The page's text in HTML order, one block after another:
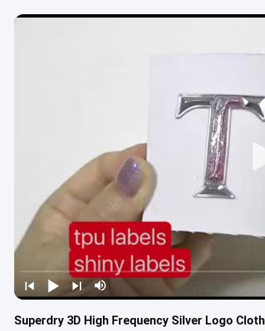
Superdry 3D High Frequency Silver Logo